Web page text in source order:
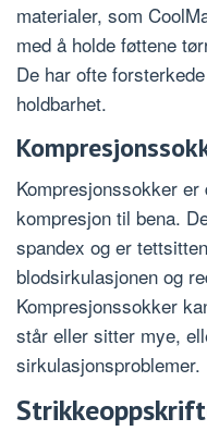
materialer, som
med å holde føttene
De har ofte
holdbarhet.
Kompresjonssokker
kompresjon til bena.
spandex og er
blodsirkulasjonen og
Kompresjonssokker
står eller sitter mye,
sirkulasjonsproblemer.